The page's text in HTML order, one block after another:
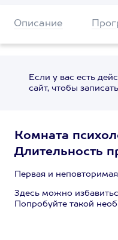
Описание
Если у вас есть
сайт, чтобы
Комната
Длительность
Первая и
Здесь можно
Попробуйте такой